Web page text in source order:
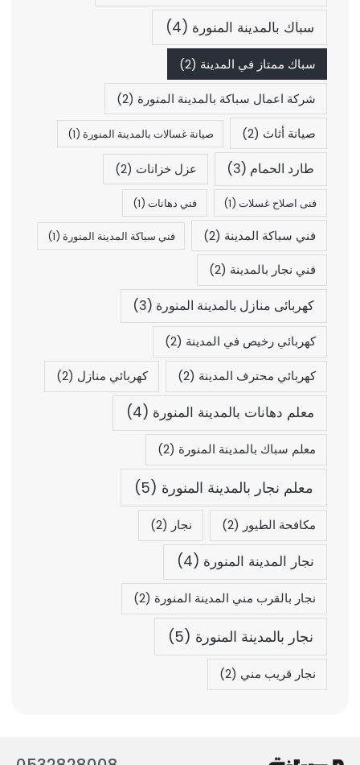
سباك بالمدينة المنورة (4)
سباك ممتاز في المدينة (2)
شركة اعمال سباكة بالمدينة المنورة (2)
صيانة أثاث (2) صيانة غسالات بالمدينة المنورة (1)
طارد الحمام (3) عزل خزانات (2)
فنى اصلاح غسلات(1) فني دهانات (1)
فني سباكة المدينة (2) فني سباكة المدينة المنورة (1)
فني نجار بالمدينة (2)
كهربائى منازل بالمدينة المنورة (3)
كهربائي رخيص في المدينة (2)
كهربائي محترف المدينة (2) كهربائي منازل (2)
معلم دهانات بالمدينة المنورة (4)
معلم سباك بالمدينة المنورة (2)
معلم نجار بالمدينة المنورة (5)
مكافحة الطيور (2) نجار (2)
نجار المدينة المنورة (4)
نجار بالقرب مني المدينة المنورة (2)
نجار بالمدينة المنورة (5)
نجار قريب مني (2)